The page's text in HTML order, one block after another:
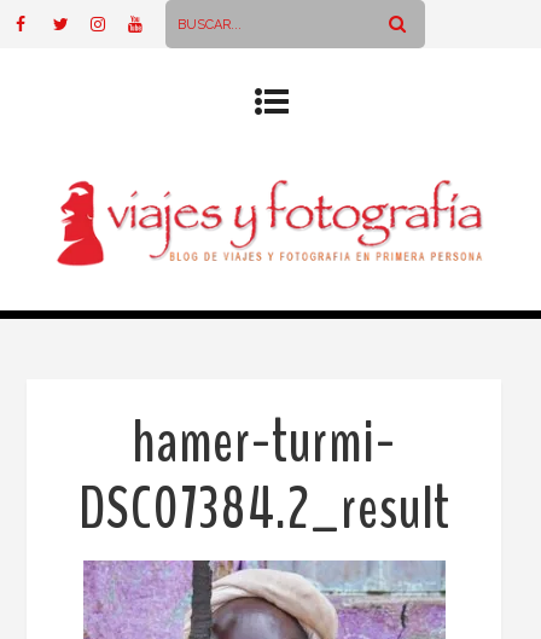
hamer-turmi-
DSC07384.2_result